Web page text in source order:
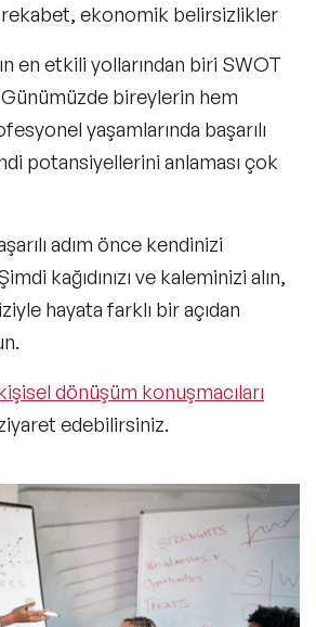
ekonomik belirsizlikler
en etkili yollarından biri SWOT
bireylerin hem
yaşamlarında başarılı
potansiyellerini anlaması çok
adım önce kendinizi
kağıdınızı ve kaleminizi alın,
hayata farklı bir açıdan
dönüşüm konuşmacıları
edebilirsiniz.